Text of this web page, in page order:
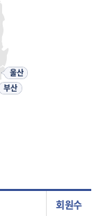
부산
울산
회원수